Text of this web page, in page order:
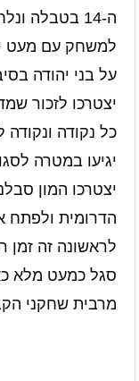
ה-14 בטבלה
למשחק עם מעט
על בני יהודה
יצטרכו לזכור
כל נקודה ונקודה
יגיעו במטרה
יצטרכו המון
הדרומית ולפתח
לראשונה זה
סגל כמעט מלא
מרבית שחקני